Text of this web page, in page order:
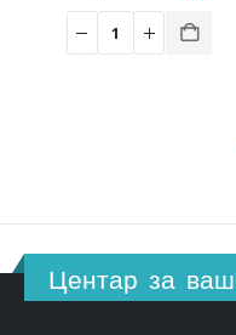
was:
27.00 ден.
Центар за